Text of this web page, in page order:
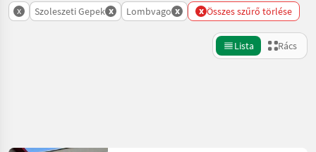
x Szoleszeti Gepek x Lombvago x x Összes szűrő törlése
Lista Rács